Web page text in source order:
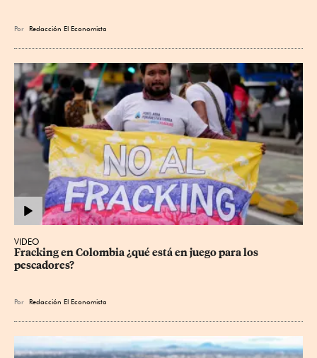
Por Redacción El Economista
VIDEO
Fracking en Colombia ¿qué está en juego para los
pescadores?
Por Redacción El Economista